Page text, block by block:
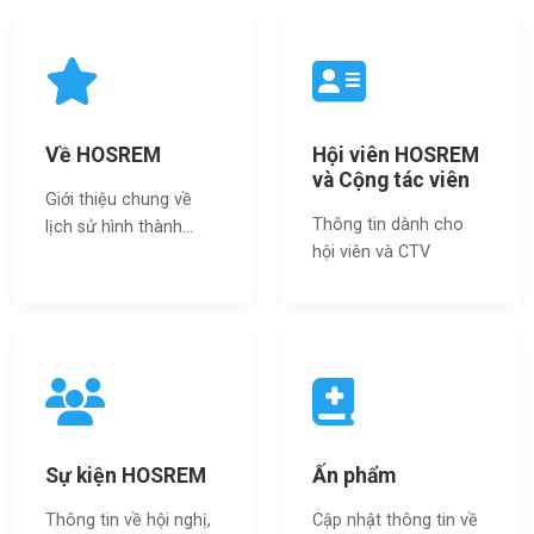
Về HOSREM
Giới thiệu chung về
lịch sử hình thành...
Hội viên HOSREM
và Cộng tác viên
Thông tin dành cho
hội viên và CTV
Sự kiện HOSREM
Thông tin về hội nghị,
Ấn phẩm
Cập nhật thông tin về